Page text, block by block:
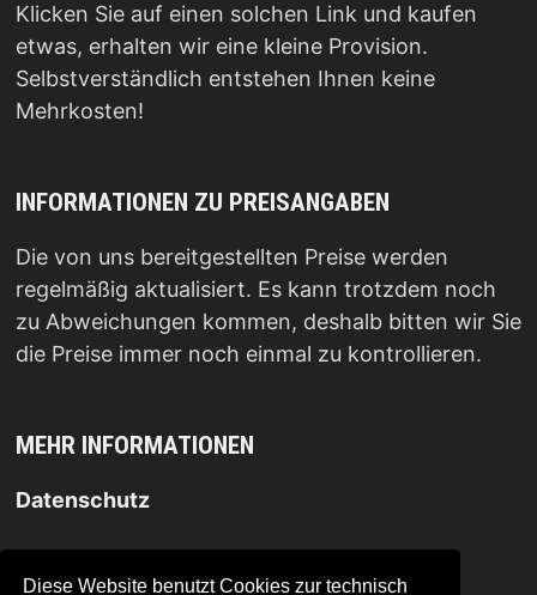
Diese Website benutzt Cookies zur technisch
Klicken Sie auf einen solchen Link und kaufen
etwas, erhalten wir eine kleine Provision.
Selbstverständlich entstehen Ihnen keine
Mehrkosten!
INFORMATIONEN ZU PREISANGABEN
Die von uns bereitgestellten Preise werden
regelmäßig aktualisiert. Es kann trotzdem noch
zu Abweichungen kommen, deshalb bitten wir Sie
die Preise immer noch einmal zu kontrollieren.
MEHR INFORMATIONEN
Datenschutz